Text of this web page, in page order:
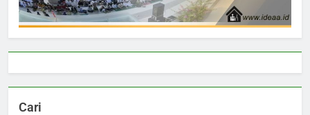
Cari